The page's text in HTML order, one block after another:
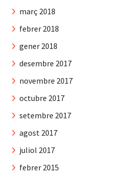
març 2018
febrer 2018
gener 2018
desembre 2017
novembre 2017
octubre 2017
setembre 2017
agost 2017
juliol 2017
febrer 2015